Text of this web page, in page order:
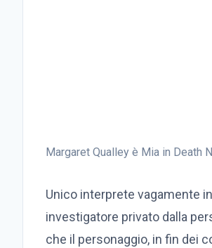
Margaret Qualley è Mia in Death
Unico interprete vagamente
investigatore privato dalla
che il personaggio, in fin dei